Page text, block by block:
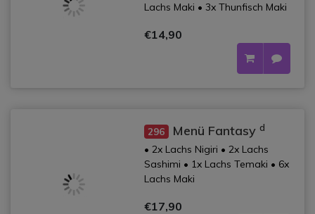
Lachs Maki • 3x Thunfisch Maki
€14,90
296 Menü Fantasy d
• 2x Lachs Nigiri • 2x Lachs
Sashimi • 1x Lachs Temaki • 6x
Lachs Maki
€17,90